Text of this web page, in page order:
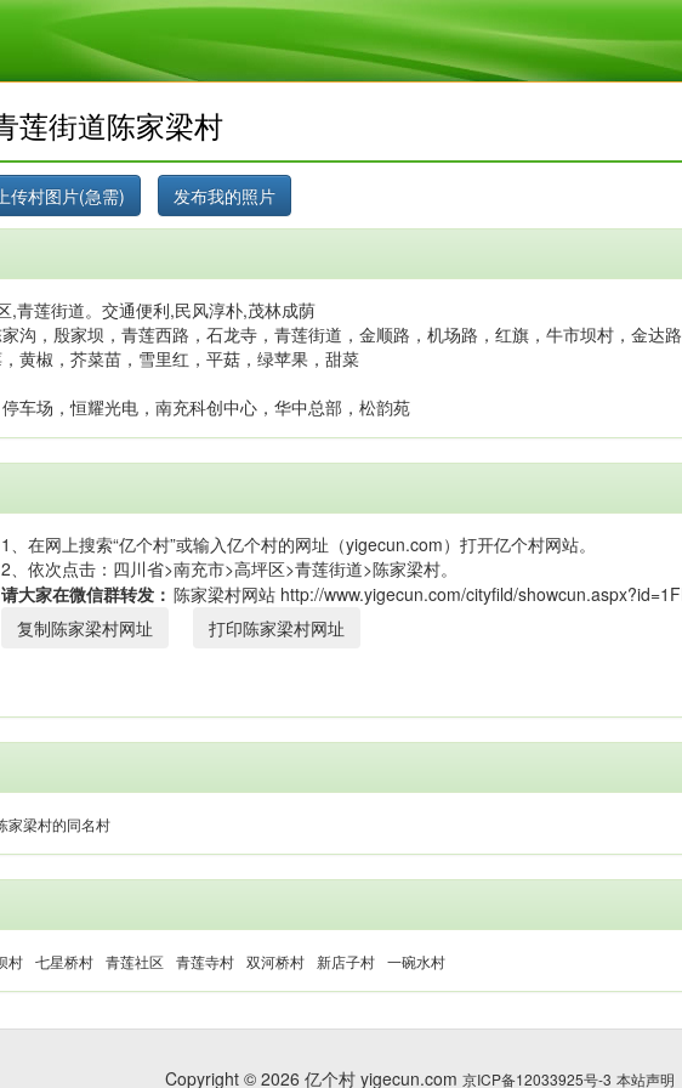
莲街道陈家梁村
,青莲街道。交通便利,民风淳朴,茂林成荫
沟，殷家坝，青莲西路，石龙寺，青莲街道，金顺路，机场路，红旗，牛市坝村，金达路
黄椒，芥菜苗，雪里红，平菇，绿苹果，甜菜
车场，恒耀光电，南充科创中心，华中总部，松韵苑
1、在网上搜索“亿个村”或输入亿个村的网址（yigecun.com）打开亿个村网站。
2、依次点击：四川省>南充市>高坪区>青莲街道>陈家梁村。
请大家在微信群转发：
复制陈家梁村网址
打印陈家梁村网址
家梁村的同名村
村 七星桥村 青莲社区 青莲寺村 双河桥村 新店子村 一碗水村
Copyright © 2026 亿个村 yigecun.com 京ICP备12033925号-3 本站声明